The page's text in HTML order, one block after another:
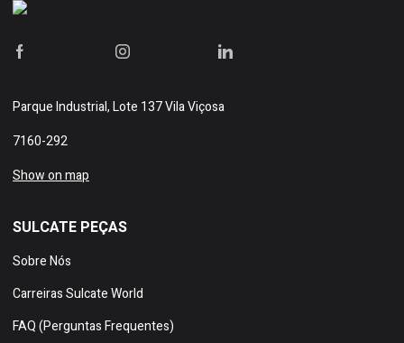
Parque Industrial, Lote 137 Vila Viçosa
7160-292
Show on map
SULCATE PEÇAS
Sobre Nós
Carreiras Sulcate World
FAQ (Perguntas Frequentes)